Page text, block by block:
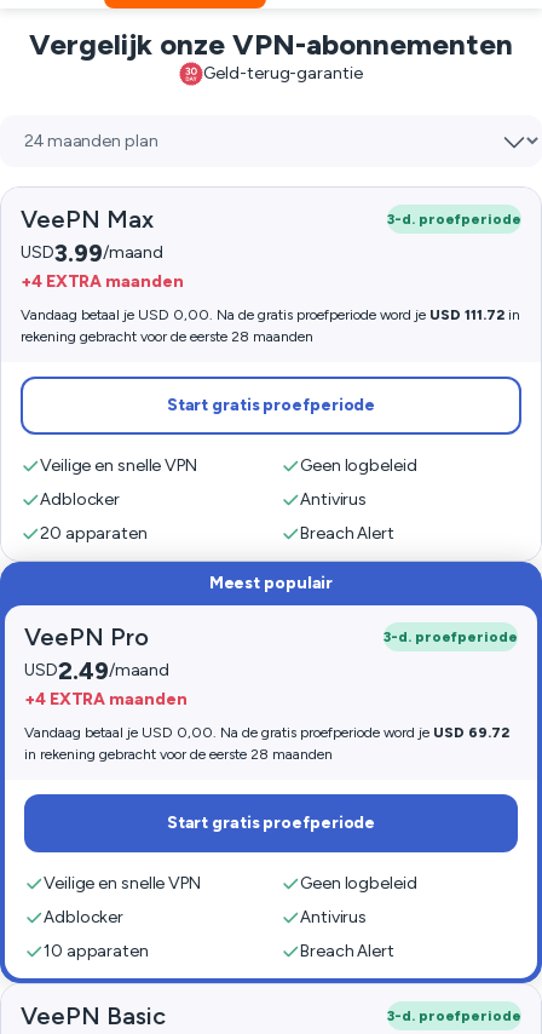
Vergelijk onze VPN-abonnementen
Geld-terug-garantie
VeePN Max 3-d. proefperiode
USD3.99/maand
+4 EXTRA maanden
Vandaag betaal je USD 0,00. Na de gratis proefperiode word je USD 111.72 in
rekening gebracht voor de eerste 28 maanden
Start gratis proefperiode
Veilige en snelle VPN
Geen logbeleid
Adblocker
Antivirus
20 apparaten
Breach Alert
Meest populair
VeePN Pro 3-d. proefperiode
USD2.49/maand
+4 EXTRA maanden
Vandaag betaal je USD 0,00. Na de gratis proefperiode word je USD 69.72
in rekening gebracht voor de eerste 28 maanden
Start gratis proefperiode
Veilige en snelle VPN
Geen logbeleid
Adblocker
Antivirus
10 apparaten
Breach Alert
VeePN Basic 3-d. proefperiode